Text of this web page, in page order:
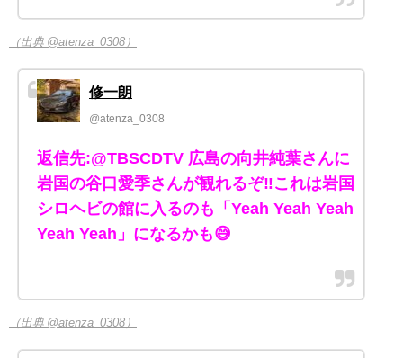
（出典 @atenza_0308）
修一朗
@atenza_0308
返信先:@TBSCDTV 広島の向井純葉さんに
岩国の谷口愛季さんが観れるぞ‼️これは岩国
シロヘビの館に入るのも「Yeah Yeah Yeah
Yeah Yeah」になるかも😅
（出典 @atenza_0308）